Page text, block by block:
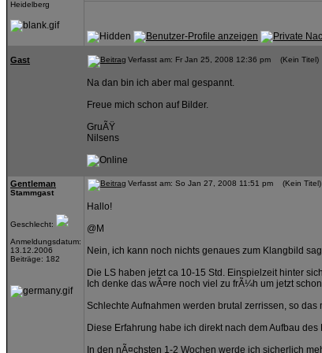
Heidelberg
Gast Verfasst am: Fr Jan 25, 2008 12:36 pm (Kein Titel)
Na dan bin ich aber mal gespannt.
Freue mich schon auf Bilder.
GruÃŸ
Nilsens
Gentleman
Stammgast
Geschlecht:
Anmeldungsdatum:
13.12.2006
Beiträge: 182
Verfasst am: So Jan 27, 2008 11:51 pm (Kein Titel)
Hallo!
@M
Nein, ich kann noch nichts genaues zum Klangbild
Die LS haben jetzt ca 10-15 Std. Einspielzeit hinter
Ich denke das wÃ¤re noch viel zu frÃ¼h um jetzt
Schlechte Aufnahmen werden brutal zerrissen, so
Diese Erfahrung habe ich direkt nach dem Aufbau
In den nÃ¤chsten 1-2 Wochen werde ich sicherlich